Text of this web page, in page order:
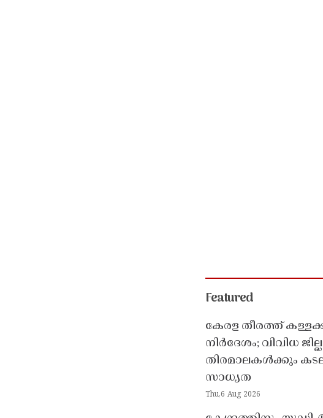
Featured
കേരള തീരത്ത്
നിർദേശം; വിവിധ
തിരമാലകൾക്കും
സാധ്യത
Thu,6 Aug 2026